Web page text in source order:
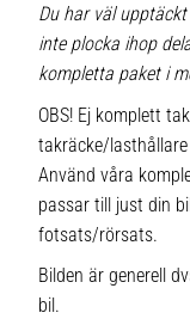
Du har väl
inte plocka ihop
kompletta paket i
OBS! Ej komplett
takräcke/
Använd våra
passar till just din
fotsats/rörsats.
Bilden är generell
bil.